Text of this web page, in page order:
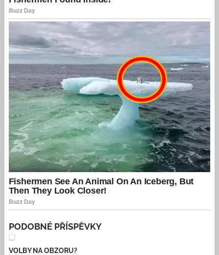
PODOBNÉ PŘÍSPĚVKY
VOLBY NA OBZORU?